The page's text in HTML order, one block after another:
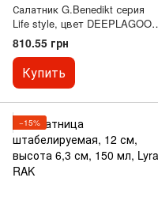
Салатник G.Benedikt серия
Life style, цвет DEEPLAGOON
(ø15 см, 400 мл)
810.55 грн
Купить
−15%